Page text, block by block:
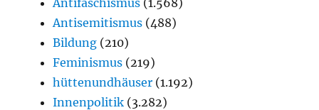
Antisemitismus (488)
Bildung (210)
Feminismus (219)
hüttenundhäuser (1.192)
Innenpolitik (3.282)